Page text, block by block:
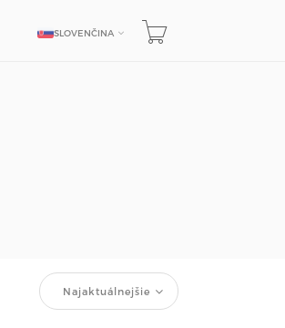
SLOVENČINA
JAZYK
Najaktuálnejšie